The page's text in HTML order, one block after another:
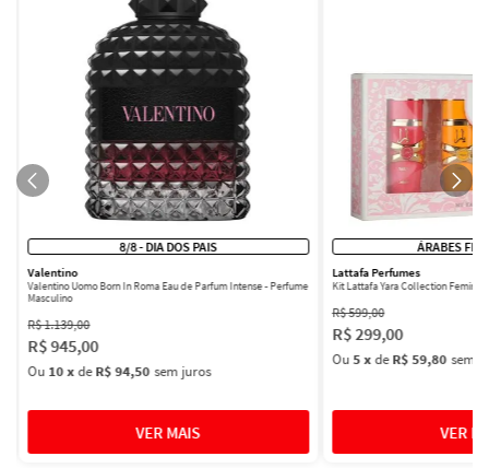
8/8 - DIA DOS PAIS
Valentino
Valentino Uomo Born In Roma Eau de Parfum Intense - Perfume
Masculino
R$1.139,00
R$945,00
Ou 10xdeR$ 94,50 sem juros
ÁRABES
Lattafa Perfumes
Kit Lattafa Yara Collection
R$599,00
R$299,00
Ou5xdeR$ 59,80 sem